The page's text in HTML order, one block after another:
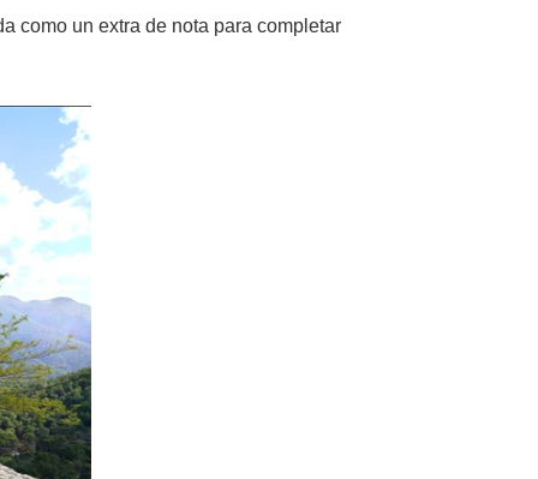
como un extra de nota para completar